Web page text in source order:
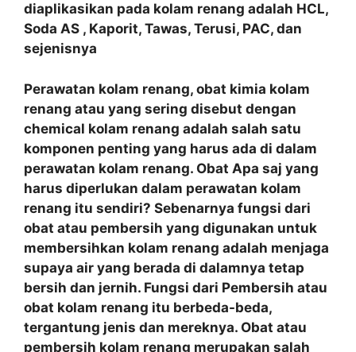
diaplikasikan pada kolam renang adalah HCL,
Soda AS , Kaporit, Tawas, Terusi, PAC, dan
sejenisnya
Perawatan kolam renang, obat kimia kolam
renang atau yang sering disebut dengan
chemical kolam renang adalah salah satu
komponen penting yang harus ada di dalam
perawatan kolam renang. Obat Apa saj yang
harus diperlukan dalam perawatan kolam
renang itu sendiri? Sebenarnya fungsi dari
obat atau pembersih yang digunakan untuk
membersihkan kolam renang adalah menjaga
supaya air yang berada di dalamnya tetap
bersih dan jernih. Fungsi dari Pembersih atau
obat kolam renang itu berbeda-beda,
tergantung jenis dan mereknya. Obat atau
pembersih kolam renang merupakan salah